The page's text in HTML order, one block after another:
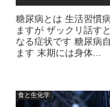
糖尿病とは 生活習慣
ますが ザックリ話す
なる症状です 糖尿病
ます 末期には身体...
食と生化学